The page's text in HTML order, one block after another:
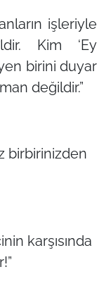
işleriyle
Kim ‘Ey
birini duyar
değildir.”
birbirinizden
karşısında